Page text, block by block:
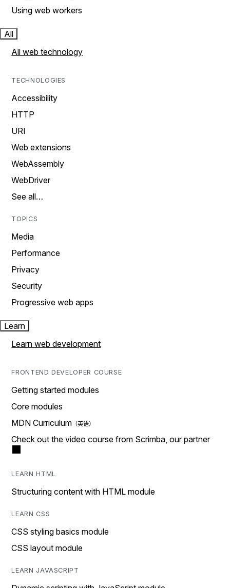
Using web workers
All
All web technology
TECHNOLOGIES
Accessibility
HTTP
URI
Web extensions
WebAssembly
WebDriver
See all…
TOPICS
Media
Performance
Privacy
Security
Progressive web apps
Learn
Learn web development
FRONTEND DEVELOPER COURSE
Getting started modules
Core modules
MDN Curriculum
Check out the video course from Scrimba, our partner
LEARN HTML
Structuring content with HTML module
LEARN CSS
CSS styling basics module
CSS layout module
LEARN JAVASCRIPT